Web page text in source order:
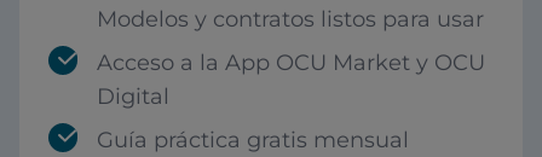
Modelos y contratos listos para usar
Acceso a la App OCU Market y OCU
Digital
Guía práctica gratis mensual